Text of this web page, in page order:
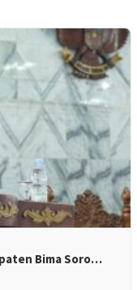
Bima Soro…